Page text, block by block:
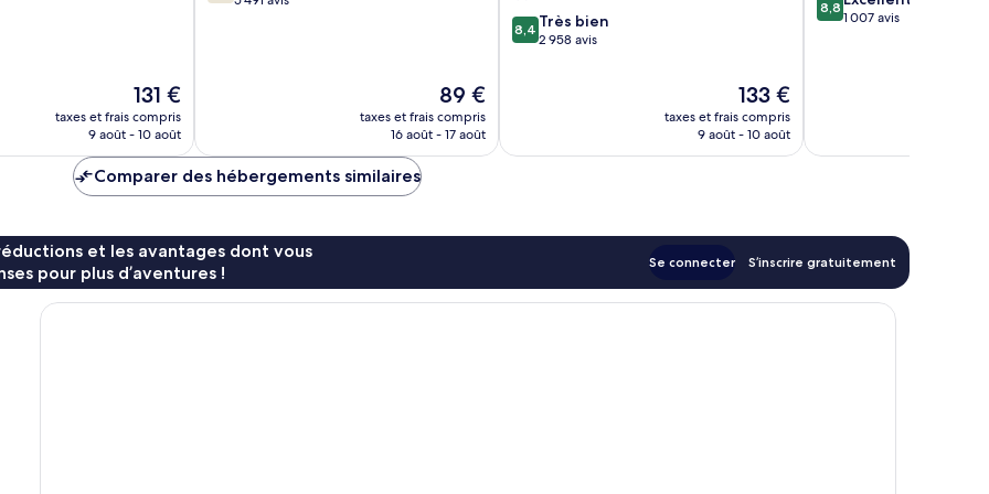
Le
nouveau
prix
de
131 €
131 €
taxes et frais compris
9 août - 10 août
Le
nouveau
prix
89 €
taxes et frais compris
16 août - 17 août
8.4
sur
8,4 Très bien
2 958 avis
Le
nouveau
prix
133 €
taxes et frais compris
9 août - 10 août
sur
8,8
1 007 avis
Comparer des hébergements similaires
et les avantages dont vous
pour plus d’aventures !
Se connecter S’inscrire gratuitement